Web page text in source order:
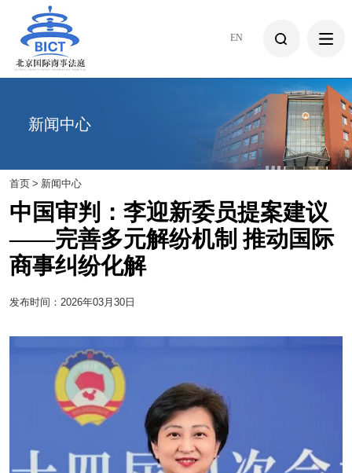
EN
新闻中心
首页 > 新闻中心
中国审判：李迎新委员提案建议
——完善多元解纷机制 推动国际
商事纠纷化解
发布时间：2026年03月30日